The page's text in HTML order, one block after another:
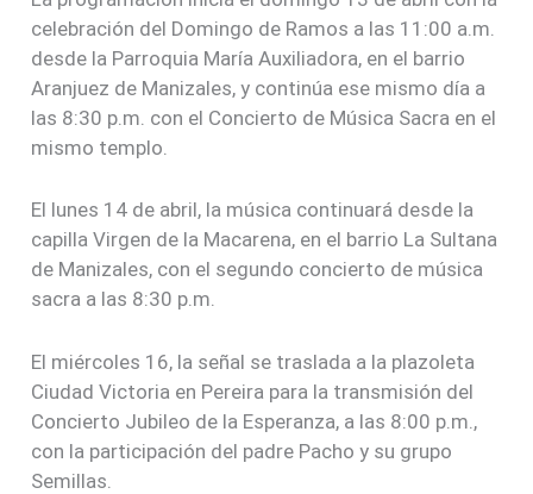
celebración del Domingo de Ramos a las 11:00 a.m.
desde la Parroquia María Auxiliadora, en el barrio
Aranjuez de Manizales, y continúa ese mismo día a
las 8:30 p.m. con el Concierto de Música Sacra en el
mismo templo.
El lunes 14 de abril, la música continuará desde la
capilla Virgen de la Macarena, en el barrio La Sultana
de Manizales, con el segundo concierto de música
sacra a las 8:30 p.m.
El miércoles 16, la señal se traslada a la plazoleta
Ciudad Victoria en Pereira para la transmisión del
Concierto Jubileo de la Esperanza, a las 8:00 p.m.,
con la participación del padre Pacho y su grupo
Semillas.